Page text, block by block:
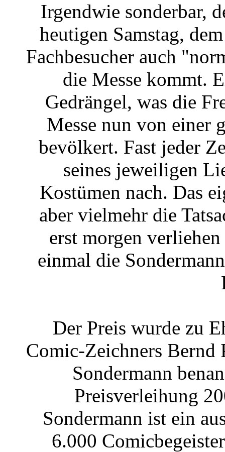
Irgendwie sonderbar,
heutigen Samstag,
Fachbesucher auch
die Messe kommt.
Gedrängel, was die
Messe nun von einer
bevölkert. Fast jeder
seines jeweiligen
Kostümen nach. Das
aber vielmehr die
erst morgen
einmal die
Der Preis wurde zu
Comic-Zeichners Bernd
Sondermann
Preisverleihung
Sondermann ist ein
6.000